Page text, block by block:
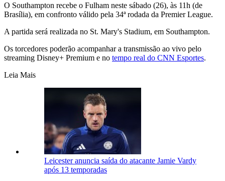
O Southampton recebe o Fulham neste sábado (26), às 11h (de
Brasília), em confronto válido pela 34ª rodada da Premier League.
A partida será realizada no St. Mary's Stadium, em Southampton.
Os torcedores poderão acompanhar a transmissão ao vivo pelo
streaming Disney+ Premium e no tempo real do CNN Esportes.
Leia Mais
Leicester anuncia saída do atacante Jamie Vardy
após 13 temporadas